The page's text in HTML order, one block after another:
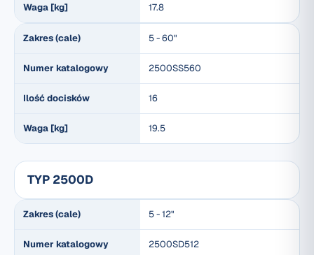
Waga [kg] 17.8
Zakres (cale) 5 - 60"
Numer katalogowy 2500SS560
Ilość docisków 16
Waga [kg] 19.5
TYP 2500D
Zakres (cale) 5 - 12"
Numer katalogowy 2500SD512